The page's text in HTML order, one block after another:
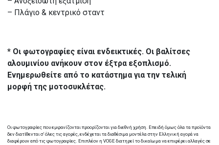
– Πλάγιο & κεντρικό σταντ
* Οι φωτογραφίες είναι ενδεικτικές. Οι βαλίτσες
αλουμινίου ανήκουν στον έξτρα εξοπλισμό.
Ενημερωθείτε από το κατάστημα για την τελική
μορφή της μοτοσυκλέτας.
Οι φωτογραφίες που εμφανίζονται προορίζονται για διεθνή χρήση. Επειδή όμως όλα τα προϊόντα
δεν διατίθενται σ’ όλες τις αγορές, ενδέχεται τα διαθέσιμα μοντέλα στην Ελληνική αγορά να
διαφέρουν από τις φωτογραφίες. Επιπλέον η VOGE διατηρεί το δικαίωμα να επιφέρει αλλαγές σε